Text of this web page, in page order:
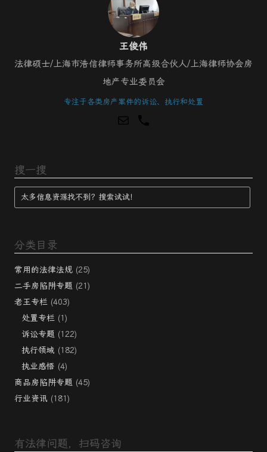
王俊伟
法律硕士/上海市浩信律师事务所高级合伙人/上海律师协会房
地产专业委员会
专注于各类房产案件的诉讼、执行和处置
搜一搜
分类目录
常用的法律法规 (25)
二手房陷阱专题 (21)
老王专栏 (403)
处置专栏 (1)
诉讼专题 (122)
执行领域 (182)
执业感悟 (4)
商品房陷阱专题 (45)
行业资讯 (181)
有法律问题，扫码咨询